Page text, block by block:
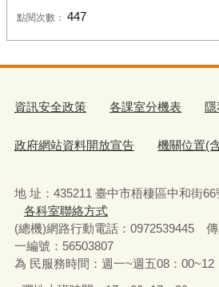
點閱次數： 447
資訊安全政策 各課室分機表
政府網站資料開放宣告 機關位置(
地 址：435211 臺中市梧棲區中和街
各科室聯絡方式
(總機)網路行動電話：0972539445
一編號：56503807
為 民服務時間：週一~週五08：00~12